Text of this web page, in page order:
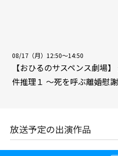
08/17（月）12:50～14:50
【おひるのサスペンス劇場
件推理１ ～死を呼ぶ離婚慰
放送予定の出演作品